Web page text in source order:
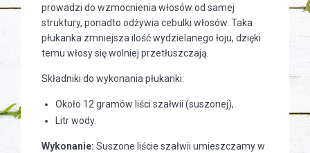
prowadzi do wzmocnienia włosów od samej
struktury, ponadto odżywia cebulki włosów. Taka
płukanka zmniejsza ilość wydzielanego łoju, dzięki
temu włosy się wolniej przetłuszczają.
Składniki do wykonania płukanki:
Około 12 gramów liści szałwii (suszonej),
Litr wody.
Wykonanie: Suszone liście szałwii umieszczamy w